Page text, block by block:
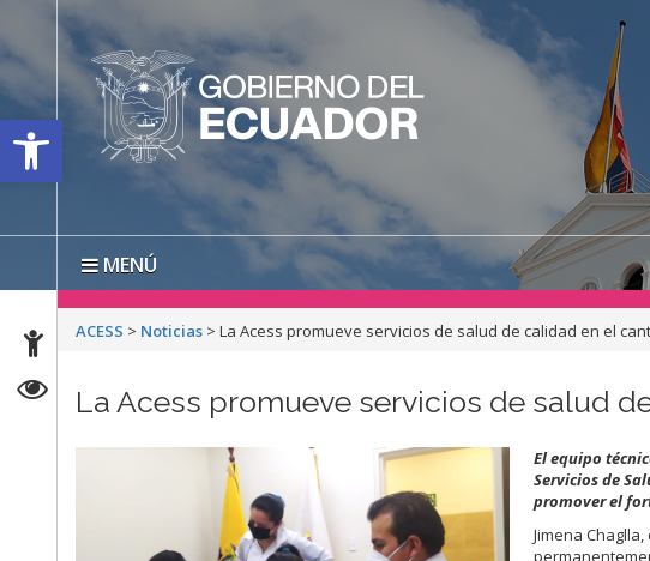
Open toolbar
MENÚ
ACESS > Noticias >La Acess promueve servicios de salud de calidad en el
La Acess promueve servicios de salud
El equipo
Servicios de
promover el
Jimena